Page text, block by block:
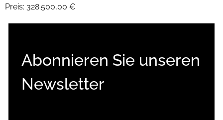
Preis: 328.500,00 €
Abonnieren Sie unseren
Newsletter